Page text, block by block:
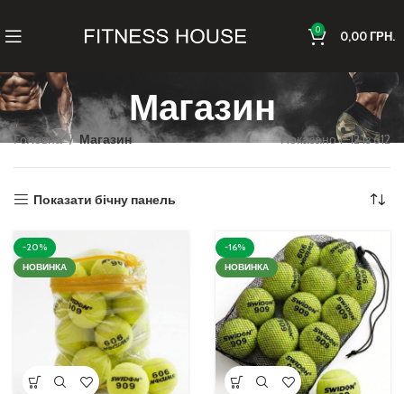
0 0,00ГРН.
Магазин
Головна Магазин Показано 1–12 із 612
Показати бічну панель
-20%
НОВИНКА
-16%
НОВИНКА